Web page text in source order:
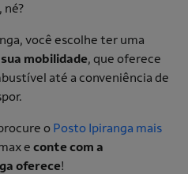
né?
você escolhe ter uma
mobilidade, que oferece
até a conveniência de
o Posto Ipiranga mais
e conte com a
oferece!